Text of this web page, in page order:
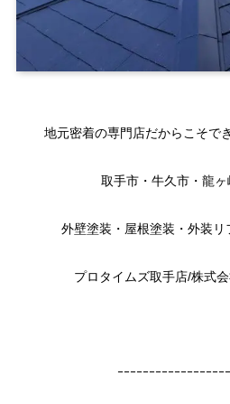
地元密着の専門店だからこそで
取手市・牛久市・龍
外壁塗装・屋根塗装・外装
プロタイムズ取手店/株式
ｰｰｰｰｰｰｰｰｰｰｰｰｰｰｰｰｰ